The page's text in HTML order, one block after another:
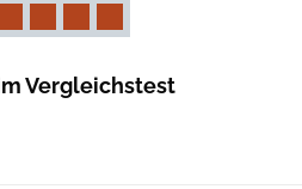
Vergleichstest